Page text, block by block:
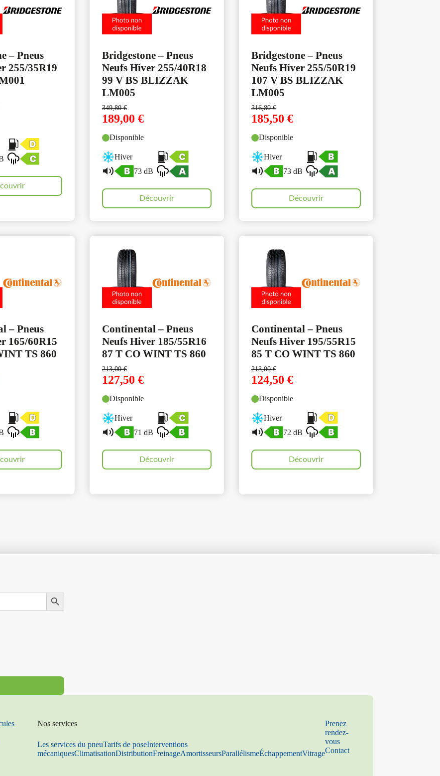
– Pneus
255/35R19
Bridgestone – Pneus
Neufs Hiver 255/40R18
99 V BS BLIZZAK
LM005
349,80€
189,00 €
Disponible
Hiver
73 dB
Découvrir
Bridgestone – Pneus
Neufs Hiver 255/50R19
107 V BS BLIZZAK
LM005
316,80€
185,50 €
Disponible
Hiver
73 dB
Découvrir
– Pneus
165/60R15
TS 860
Continental – Pneus
Neufs Hiver 185/55R16
87 T CO WINT TS 860
213,00€
127,50 €
Disponible
Hiver
71 dB
Découvrir
Continental – Pneus
Neufs Hiver 195/55R15
85 T CO WINT TS 860
213,00€
124,50 €
Disponible
Hiver
72 dB
Découvrir
Search Button
Nos services
Les services du pneuTarifs de poseInterventions
mécaniquesClimatisationDistributionFreinageAmortisseursParallélismeÉchappementVitrage
Prenez
rendez-
vous
Contact